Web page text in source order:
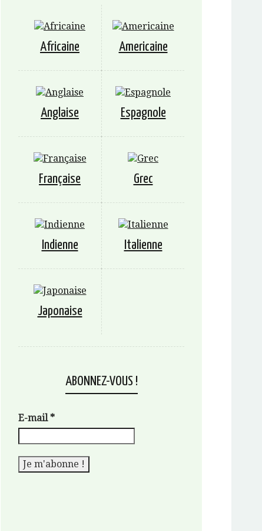
Africaine Americaine
Anglaise Espagnole
Française Grec
Indienne Italienne
Japonaise
ABONNEZ-VOUS !
E-mail*